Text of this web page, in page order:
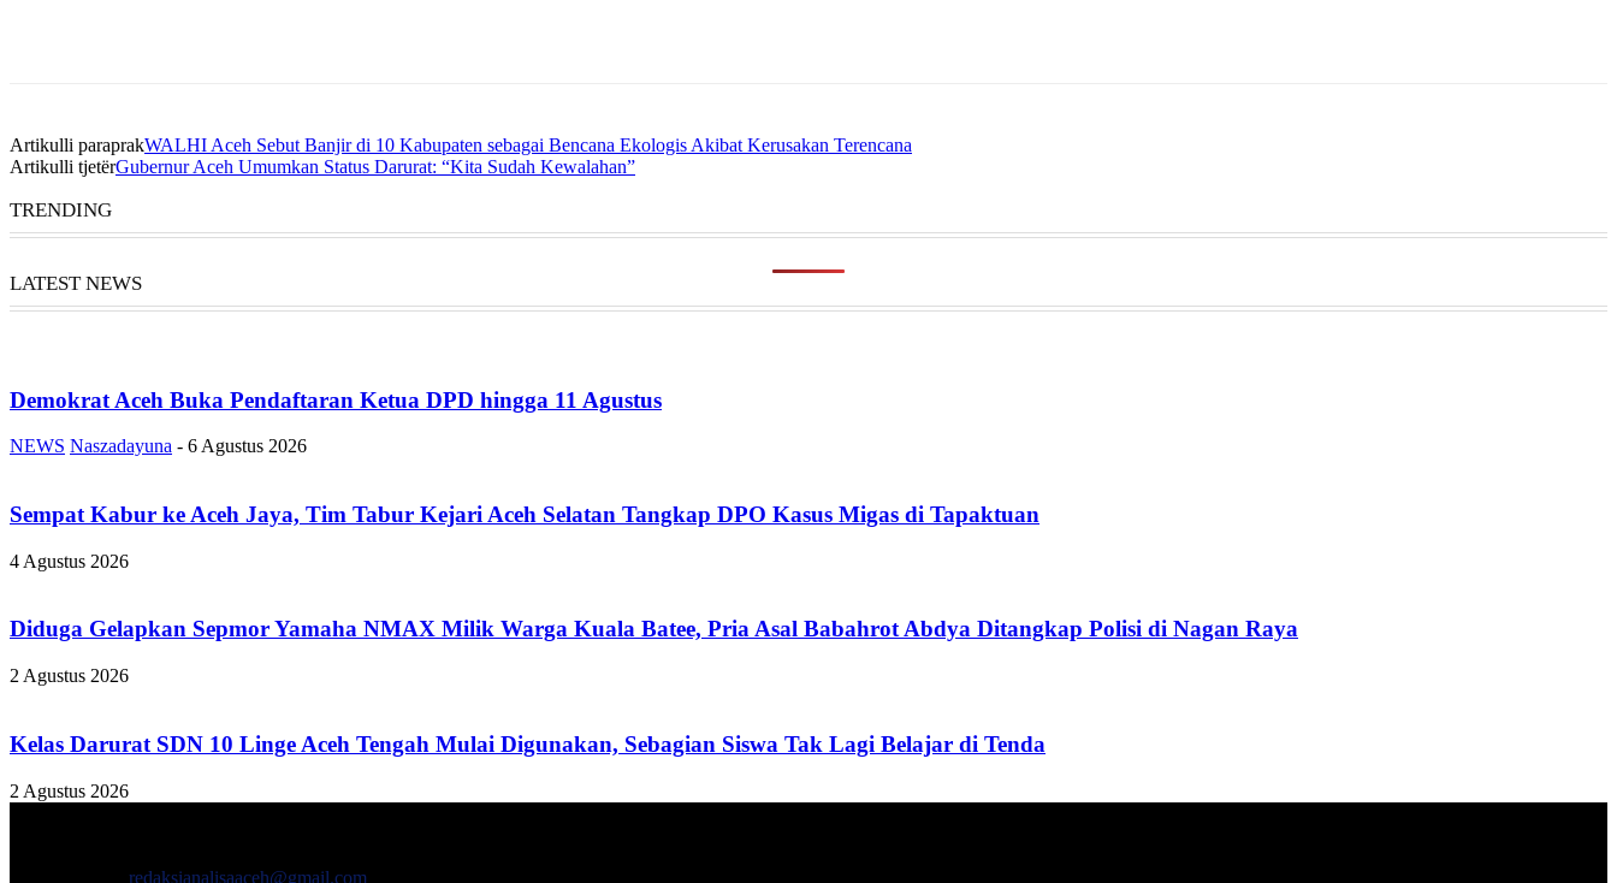
Artikulli paraprakWALHI Aceh Sebut Banjir di 10 Kabupaten sebagai Bencana Ekologis Akibat Kerusakan Terencana
Artikulli tjetërGubernur Aceh Umumkan Status Darurat: “Kita Sudah Kewalahan”
TRENDING
LATEST NEWS
Demokrat Aceh Buka Pendaftaran Ketua DPD hingga 11 Agustus
NEWS Naszadayuna - 6 Agustus 2026
Sempat Kabur ke Aceh Jaya, Tim Tabur Kejari Aceh Selatan Tangkap DPO Kasus Migas di Tapaktuan
4 Agustus 2026
Diduga Gelapkan Sepmor Yamaha NMAX Milik Warga Kuala Batee, Pria Asal Babahrot Abdya Ditangkap Polisi di Nagan Raya
2 Agustus 2026
Kelas Darurat SDN 10 Linge Aceh Tengah Mulai Digunakan, Sebagian Siswa Tak Lagi Belajar di Tenda
2 Agustus 2026
redaksianalisaaceh@gmail.com